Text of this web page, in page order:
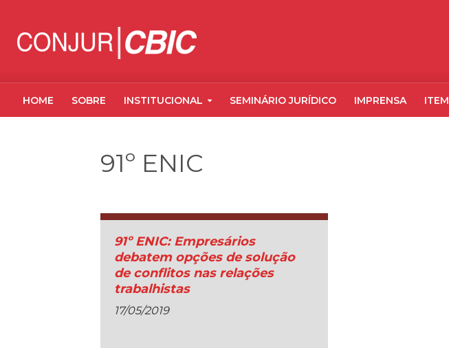
HOME SOBRE INSTITUCIONAL SEMINÁRIO JURÍDICO IMPRENSA
91º ENIC
91º ENIC: Empresários
debatem opções de solução
de conflitos nas relações
trabalhistas
17/05/2019